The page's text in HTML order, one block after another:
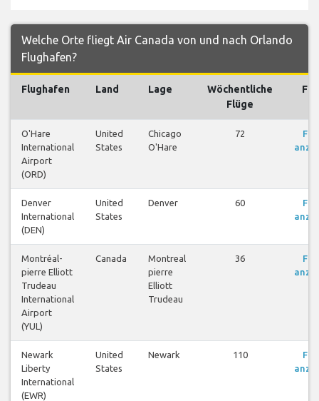
Welche Orte fliegt Air Canada von und nach Orlando
Flughafen?
Flughafen Land Lage
Wöchentliche
Flüge
O'Hare
International
Airport
(ORD)
United
States
Chicago
O'Hare
72
Denver
International
(DEN)
United
States
Denver 60
Montréal-
pierre Elliott
Trudeau
International
Airport
(YUL)
Canada
Montreal
pierre
Elliott
Trudeau
36
Newark
Liberty
International
(EWR)
United
States
Newark 110